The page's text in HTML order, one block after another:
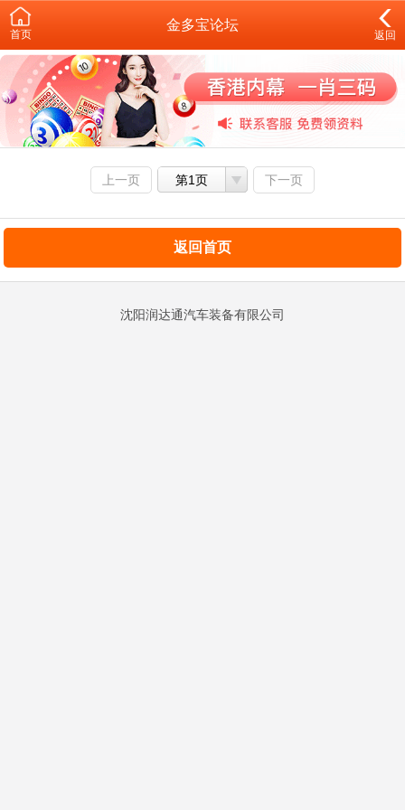
首页
金多宝论坛
返回
上一页 第1页 下一页
返回首页
沈阳润达通汽车装备有限公司